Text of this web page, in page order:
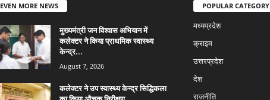
EVEN MORE NEWS
मुख्यमंत्री जन विश्वास अभियान में
कलेक्टर ने किया प्राथमिक स्वास्थ्य
केन्द्र...
August 7, 2026
कलेक्टर ने उप स्वास्थ्य केन्द्र सिद्धिकला
POPULAR CATEGORY
मध्यप्रदेश
क्राइम
उत्तरप्रदेश
देश
राजनीति